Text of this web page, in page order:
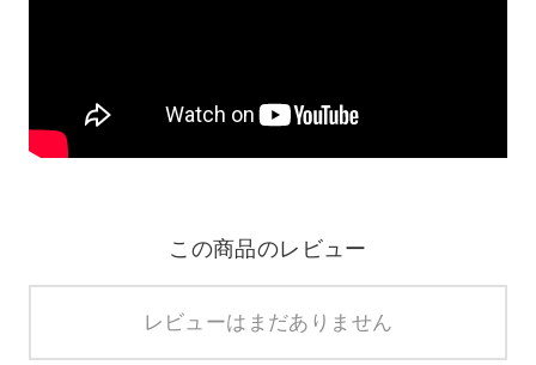
この商品のレビュー
レビューはまだありません